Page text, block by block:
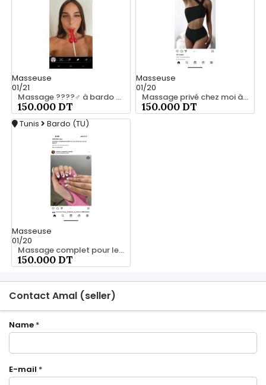
Masseuse
01/21
Massage ????‍♂️ à bardo srd 55066248
150.000 DT
Masseuse
01/20
Massage privé chez moi à bardo55066248
150.000 DT
Tunis Bardo (TU)
Masseuse
01/20
Massage complet pour les hommes srd 20466285
150.000 DT
Contact Amal (seller)
Name *
E-mail *